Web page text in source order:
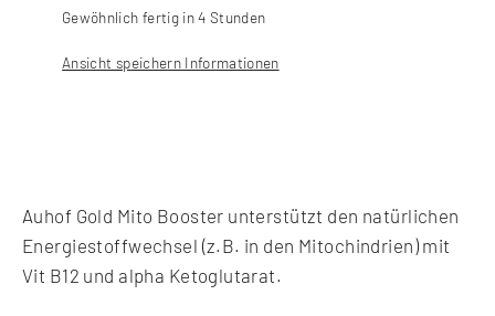
Gewöhnlich fertig in 4 Stunden
Ansicht speichern Informationen
Auhof Gold Mito Booster unterstützt den natürlichen
Energiestoffwechsel (z.B. in den Mitochindrien) mit
Vit B12 und alpha Ketoglutarat.